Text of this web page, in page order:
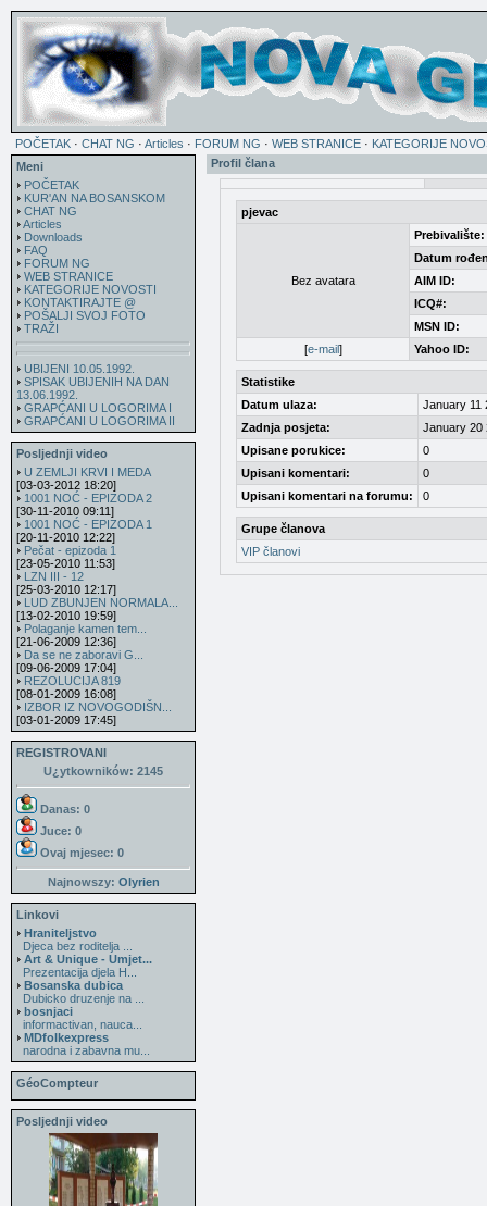
POČETAK · CHAT NG · Articles · FORUM NG · WEB STRANICE · KATEGORIJE
Meni
POČETAK
KUR'AN NA BOSANSKOM
CHAT NG
Articles
Downloads
FAQ
FORUM NG
WEB STRANICE
KATEGORIJE NOVOSTI
KONTAKTIRAJTE @
POŠALJI SVOJ FOTO
TRAŽI
UBIJENI 10.05.1992.
SPISAK UBIJENIH NA DAN
13.06.1992.
GRAPĆANI U LOGORIMA I
GRAPĆANI U LOGORIMA II
Posljednji video
U ZEMLJI KRVI I MEDA
[03-03-2012 18:20]
1001 NOĆ - EPIZODA 2
[30-11-2010 09:11]
1001 NOĆ - EPIZODA 1
[20-11-2010 12:22]
Pečat - epizoda 1
[23-05-2010 11:53]
LZN III - 12
[25-03-2010 12:17]
LUD ZBUNJEN NORMALA...
[13-02-2010 19:59]
Polaganje kamen tem...
[21-06-2009 12:36]
Da se ne zaboravi G...
[09-06-2009 17:04]
REZOLUCIJA 819
[08-01-2009 16:08]
IZBOR IZ NOVOGODIŠN...
[03-01-2009 17:45]
REGISTROVANI
U¿ytkowników: 2145
Danas: 0
Juce: 0
Ovaj mjesec: 0
Najnowszy: Olyrien
Linkovi
Hraniteljstvo
Djeca bez roditelja ...
Art & Unique - Umjet...
Prezentacija djela H...
Bosanska dubica
Dubicko druzenje na ...
bosnjaci
informactivan, nauca...
MDfolkexpress
narodna i zabavna mu...
GéoCompteur
Posljednji video
Profil člana
pjevac
Bez avatara
Prebivalište:
Datum
AIM ID:
ICQ#:
MSN ID:
[e-mail] Yahoo ID:
Statistike
Datum ulaza:
January 11
Zadnja posjeta:
January 20
Upisane porukice:
0
Upisani komentari:
0
Upisani komentari na forumu:
0
Grupe članova
VIP članovi